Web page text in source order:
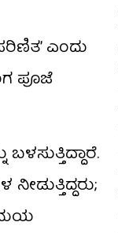
ಎಂದು
ಪೂಜೆ